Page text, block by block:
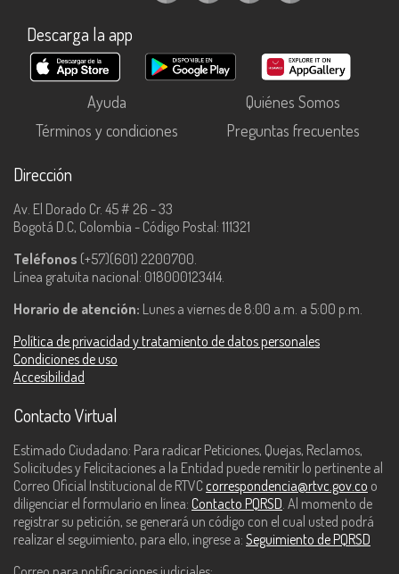
Descarga la app
Ayuda
Quiénes Somos
Términos y condiciones
Preguntas frecuentes
Dirección
Av. El Dorado Cr. 45 # 26 - 33
Bogotá D.C, Colombia - Código Postal: 111321
Teléfonos (+57)(601) 2200700.
Línea gratuita nacional: 018000123414.
Horario de atención: Lunes a viernes de 8:00 a.m. a 5:00 p.m.
Política de privacidad y tratamiento de datos personales
Condiciones de uso
Accesibilidad
Contacto Virtual
Estimado Ciudadano: Para radicar Peticiones, Quejas, Reclamos,
Solicitudes y Felicitaciones a la Entidad puede remitir lo pertinente al
Correo Oficial Institucional de RTVC correspondencia@rtvc.gov.co o
diligenciar el formulario en línea: Contacto PQRSD. Al momento de
registrar su petición, se generará un código con el cual usted podrá
realizar el seguimiento, para ello, ingrese a: Seguimiento de PQRSD